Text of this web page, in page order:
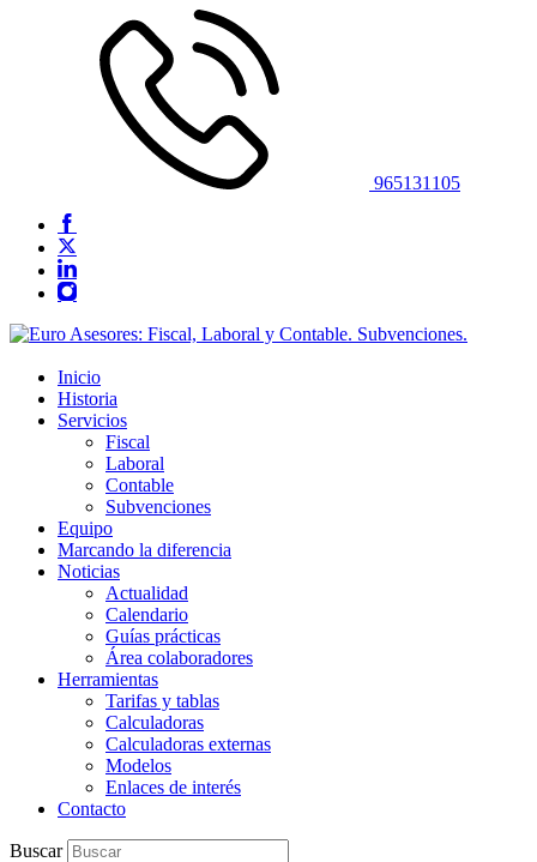
965131105
Inicio
Historia
Servicios
Fiscal
Laboral
Contable
Subvenciones
Equipo
Marcando la diferencia
Noticias
Actualidad
Calendario
Guías prácticas
Área colaboradores
Herramientas
Tarifas y tablas
Calculadoras
Calculadoras externas
Modelos
Enlaces de interés
Contacto
Buscar